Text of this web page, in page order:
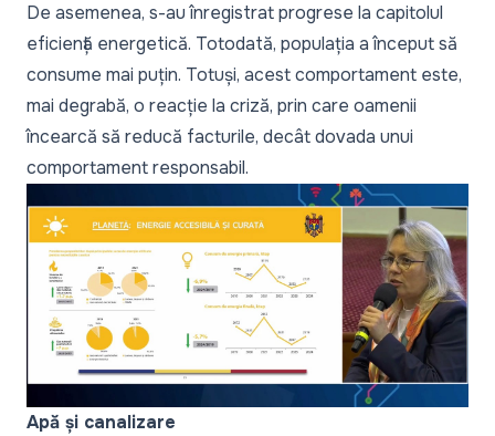
De asemenea, s-au înregistrat progrese la capitolul
eficiență energetică. Totodată, populația a început să
consume mai puțin. Totuși, acest comportament este,
mai degrabă, o reacție la criză, prin care oamenii
încearcă să reducă facturile, decât dovada unui
comportament responsabil.
Apă și canalizare